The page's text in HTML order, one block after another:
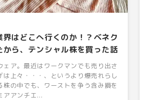
はどこへ行くのか！？ベネク
から、テンシャル株を買った話
ア。最近はワークマンでも売り出さ
は上々・・・、というより爆売れらし
株の中でも、ワーストを争う含み損を
アアンチエ...